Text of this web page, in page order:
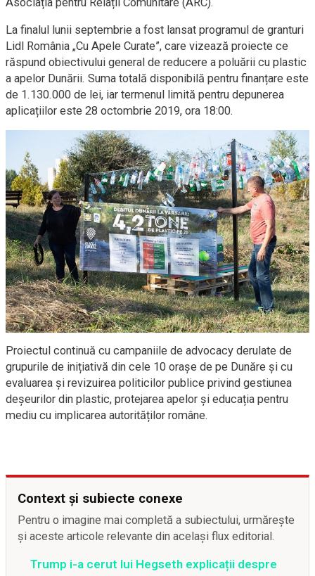
La finalul lunii septembrie a fost lansat programul de granturi
Lidl România „Cu Apele Curate”, care vizează proiecte ce
răspund obiectivului general de reducere a poluării cu plastic
a apelor Dunării. Suma totală disponibilă pentru finanțare este
de 1.130.000 de lei, iar termenul limită pentru depunerea
aplicațiilor este 28 octombrie 2019, ora 18:00.
Proiectul continuă cu campaniile de advocacy derulate de
grupurile de inițiativă din cele 10 orașe de pe Dunăre și cu
evaluarea și revizuirea politicilor publice privind gestiunea
deșeurilor din plastic, protejarea apelor și educația pentru
mediu cu implicarea autorităților române.
Context și subiecte conexe
Pentru o imagine mai completă a subiectului, urmărește
și aceste articole relevante din același flux editorial.
Trump i-a cerut lui Hegseth explicații despre